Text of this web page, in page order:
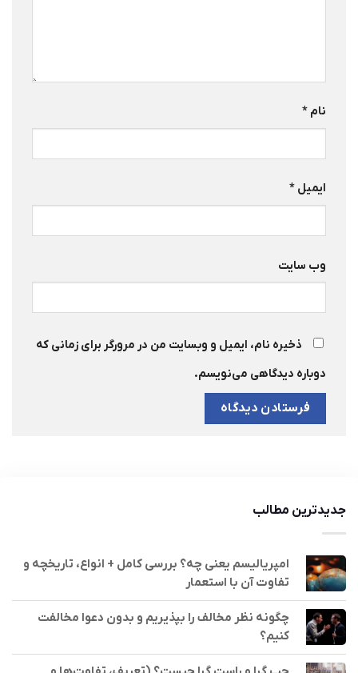
نام *
ایمیل *
وب‌ سایت
ذخیره نام، ایمیل و وبسایت من در مرورگر برای زمانی که
دوباره دیدگاهی می‌نویسم.
جدیدترین مطالب
امپریالیسم یعنی چه؟ بررسی کامل + انواع، تاریخچه و
تفاوت آن با استعمار
چگونه نظر مخالف را بپذیریم و بدون دعوا مخالفت
کنیم؟